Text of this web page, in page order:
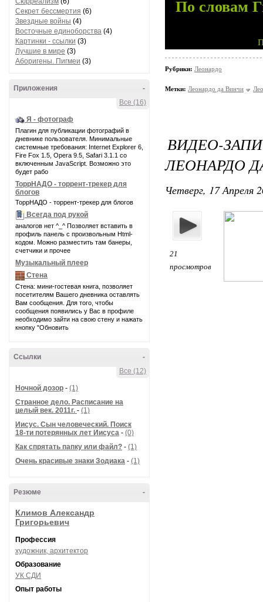
Секрет бессмертия (6)
Звездные войны (4)
Восточные единоборства (4)
Картинки - ссылки (3)
Лучшие в мире (3)
Аборигены. Пигмеи (3)
-
Приложения
Все (16)
Я - фотограф
Плагин для публикации фотографий в
дневнике пользователя. Минимальные
системные требования: Internet Explorer 6,
Fire Fox 1.5, Opera 9.5, Safari 3.1.1 со
включенным JavaScript. Возможно это
будет рабо
ТоррНАДО - торрент-трекер для
блогов
ТоррНАДО - торрент-трекер для блогов
Всегда под рукой
аналогов нет ^_^ Позволяет вставить в
профиль панель с произвольным Html-
кодом. Можно разместить там банеры,
счетчики и прочее
Музыкальный плеер
Стена
Стена: мини-гостевая книга, позволяет
посетителям Вашего дневника оставлять
Вам сообщения. Для того, чтобы
сообщения появились у Вас в профиле
необходимо зайти на свою стену и нажать
кнопку "Обновить
-
Ссылки
Все (12)
Ночной дозор - (1)
Странное дело. Расписание на
целый век. 2011г. - (1)
Иисус. Сын человеческий. Поиск
18-ти потерянных лет Иисуса - (0)
Как спрятать папку или файл? - (1)
Очень красивые знаки Зодиака - (1)
-
Резюме
Климов Александр
Григорьевич
Профессия
художник, архитектор
Образование
УК СДИ
Опыт работы
По словам
Рубрики: Леонардо
Метки: Леонардо да Винчи
ВИДЕО-
ЛЕОНАРДО
Четверг, 17 Апреля
21
просмотров